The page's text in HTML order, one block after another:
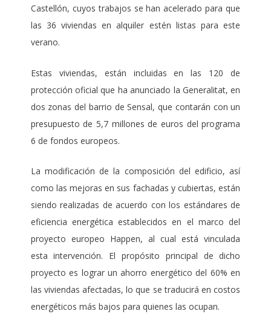
Castellón, cuyos trabajos se han acelerado para que
las 36 viviendas en alquiler estén listas para este
verano.
Estas viviendas, están incluidas en las 120 de
protección oficial que ha anunciado la Generalitat, en
dos zonas del barrio de Sensal, que contarán con un
presupuesto de 5,7 millones de euros del programa
6 de fondos europeos.
La modificación de la composición del edificio, así
como las mejoras en sus fachadas y cubiertas, están
siendo realizadas de acuerdo con los estándares de
eficiencia energética establecidos en el marco del
proyecto europeo Happen, al cual está vinculada
esta intervención. El propósito principal de dicho
proyecto es lograr un ahorro energético del 60% en
las viviendas afectadas, lo que se traducirá en costos
energéticos más bajos para quienes las ocupan.